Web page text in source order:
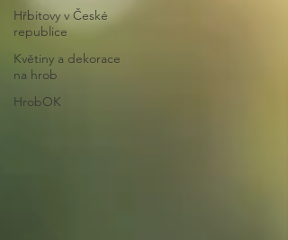
Hřbitovy v České
republice
Květiny a dekorace
na hrob
HrobOK